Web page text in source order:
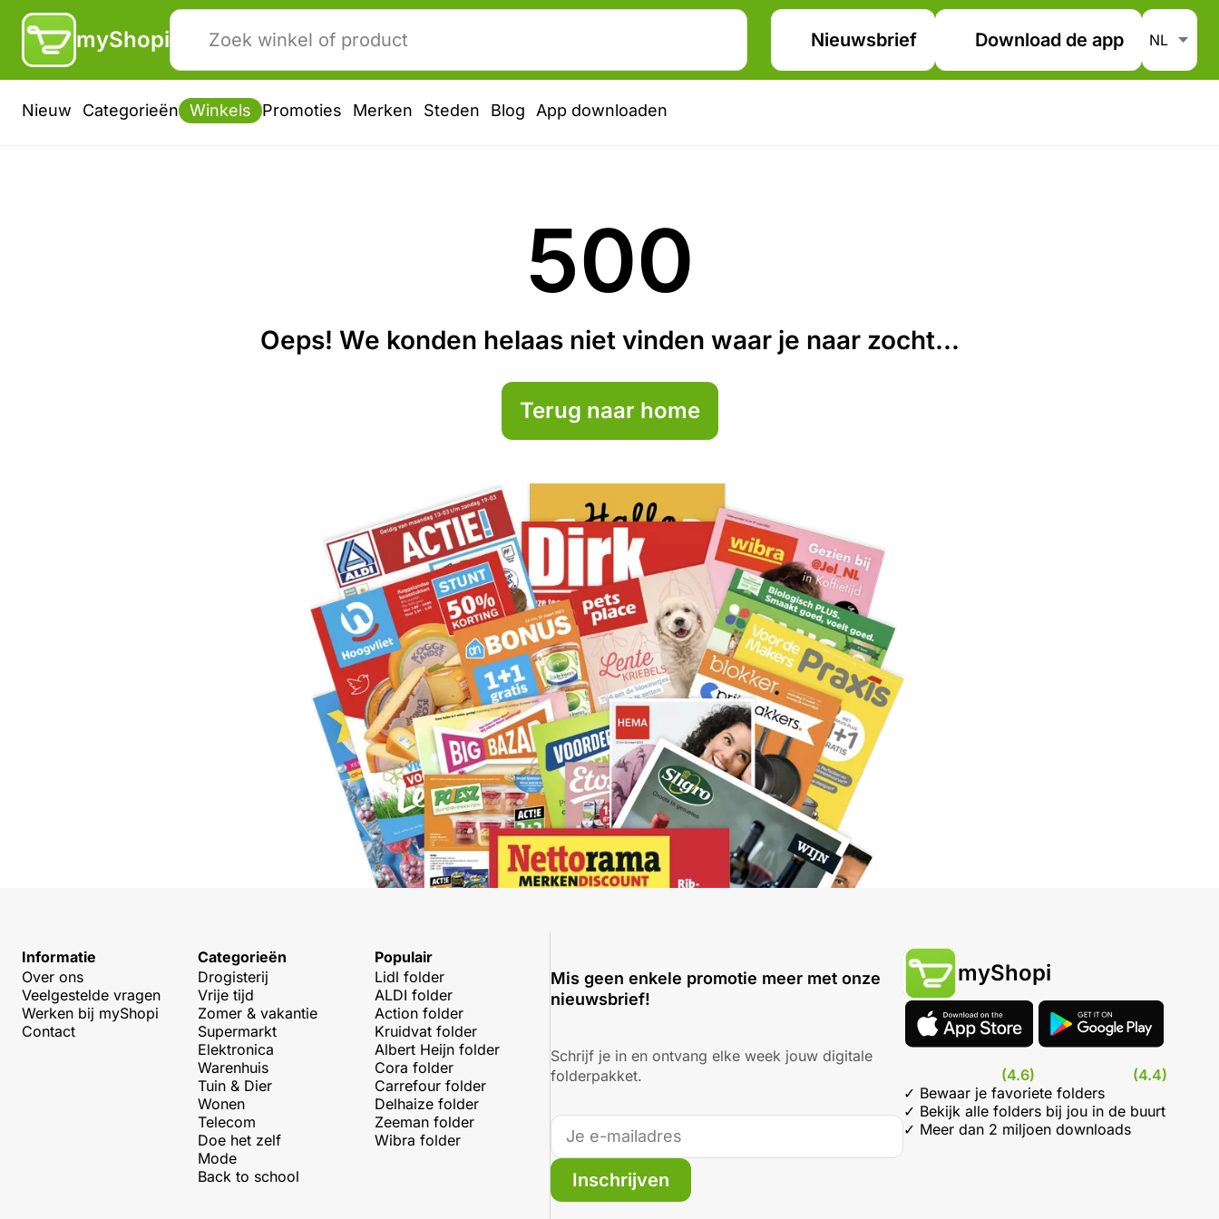
myShopi Nieuwsbrief Download de app
Nieuw Categorieën Winkels Promoties Merken Steden Blog App downloaden
500
Oeps! We konden helaas niet vinden waar je naar zocht...
Terug naar home
Informatie
Over ons
Veelgestelde vragen
Werken bij myShopi
Contact
Categorieën
Drogisterij
Vrije tijd
Zomer & vakantie
Supermarkt
Elektronica
Warenhuis
Tuin & Dier
Wonen
Telecom
Doe het zelf
Mode
Back to school
Populair
Lidl folder
ALDI folder
Action folder
Kruidvat folder
Albert Heijn folder
Cora folder
Carrefour folder
Delhaize folder
Zeeman folder
Wibra folder
Mis geen enkele promotie meer met onze
nieuwsbrief!
Schrijf je in en ontvang elke week jouw digitale
folderpakket.
Inschrijven
myShopi
(4.6)
(4.4)
✓ Bewaar je favoriete folders
✓ Bekijk alle folders bij jou in de buurt
✓ Meer dan 2 miljoen downloads